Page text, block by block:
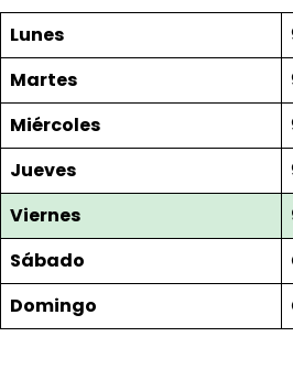
Lunes
Martes
Miércoles
Jueves
Viernes
Sábado
Domingo